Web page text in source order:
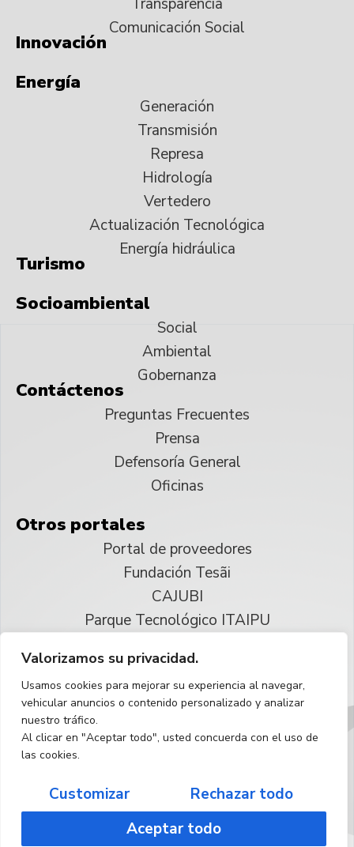
Valorizamos su privacidad.
Usamos cookies para mejorar su experiencia al navegar,
vehicular anuncios o contenido personalizado y analizar
nuestro tráfico.
Al clicar en "Aceptar todo", usted concuerda con el uso de
las cookies.
Customizar
Rechazar todo
Aceptar todo
Comunicación Social
Innovación
Energía
Generación
Transmisión
Represa
Hidrología
Vertedero
Actualización Tecnológica
Energía hidráulica
Turismo
Socioambiental
Social
Ambiental
Gobernanza
Contáctenos
Preguntas Frecuentes
Prensa
Defensoría General
Oficinas
Otros portales
Portal de proveedores
Fundación Tesãi
CAJUBI
Parque Tecnológico ITAIPU
Reservados todos los derechos
Español